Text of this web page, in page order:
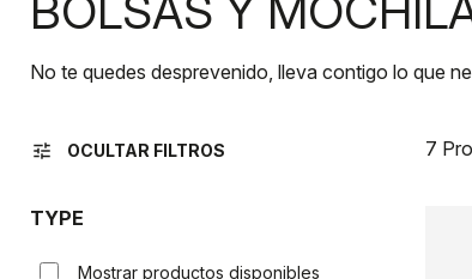
No te quedes desprevenido, lleva contigo lo que
tune OCULTAR FILTROS 7
TYPE
Mostrar productos disponibles